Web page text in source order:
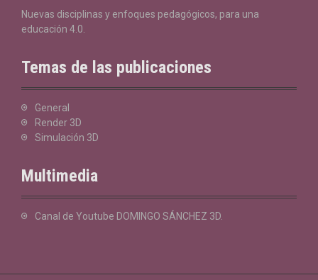
Nuevas disciplinas y enfoques pedagógicos, para una
educación 4.0.
Temas de las publicaciones
General
Render 3D
Simulación 3D
Multimedia
Canal de Youtube DOMINGO SÁNCHEZ 3D.